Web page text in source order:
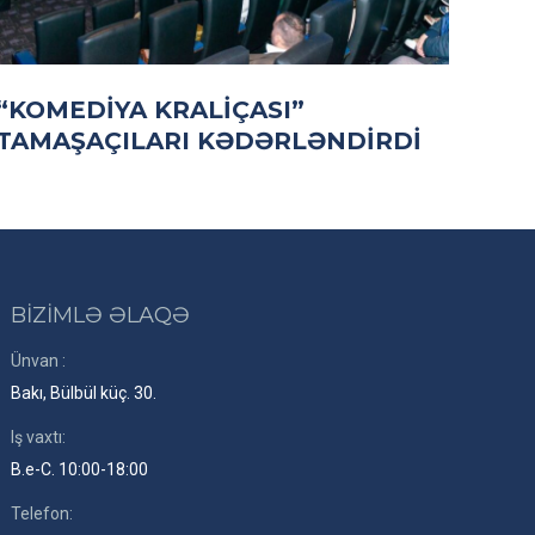
KRALIÇASI”
KƏDƏRLƏNDIRDI
BİZİMLƏ ƏLAQƏ
Ünvan :
Bakı, Bülbül küç. 30.
Iş vaxtı:
B.e-C. 10:00-18:00
Telefon: